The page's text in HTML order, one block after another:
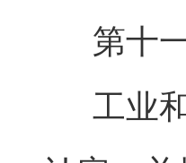
第十
工业